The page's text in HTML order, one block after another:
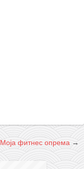
Моја фитнес опрема →